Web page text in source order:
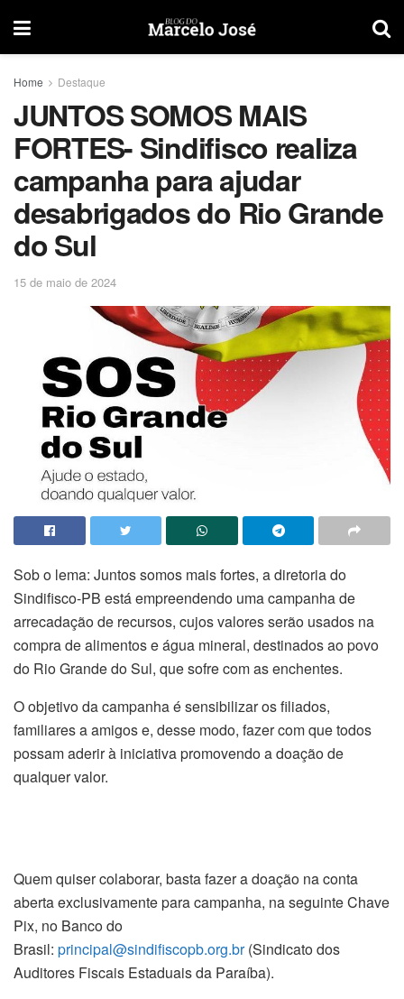
Home Destaque
JUNTOS SOMOS MAIS
FORTES- Sindifisco realiza
campanha para ajudar
desabrigados do Rio Grande
do Sul
15 de maio de 2024
Sob o lema: Juntos somos mais fortes, a diretoria do
Sindifisco-PB está empreendendo uma campanha de
arrecadação de recursos, cujos valores serão usados na
compra de alimentos e água mineral, destinados ao povo
do Rio Grande do Sul, que sofre com as enchentes.
O objetivo da campanha é sensibilizar os filiados,
familiares a amigos e, desse modo, fazer com que todos
possam aderir à iniciativa promovendo a doação de
qualquer valor.
Quem quiser colaborar, basta fazer a doação na conta
aberta exclusivamente para campanha, na seguinte Chave
Pix, no Banco do
Brasil: principal@sindifiscopb.org.br(Sindicato dos
Auditores Fiscais Estaduais da Paraíba).